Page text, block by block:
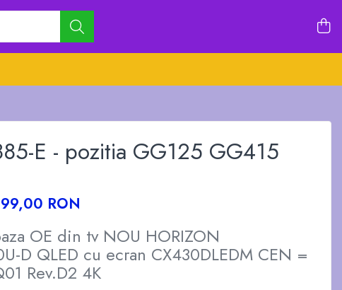
E - pozitia GG125 GG415
RON
OE din tv NOU HORIZON
D QLED cu ecran CX430DLEDM CEN =
Rev.D2 4K